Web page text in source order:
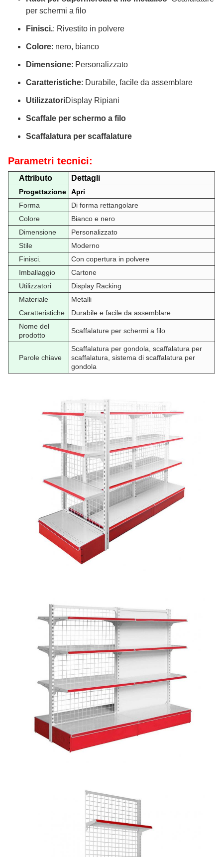
per schermi a filo
Finisci.: Rivestito in polvere
Colore: nero, bianco
Dimensione: Personalizzato
Caratteristiche: Durabile, facile da assemblare
UtilizzatoriDisplay Ripiani
Scaffale per schermo a filo
Scaffalatura per scaffalature
Parametri tecnici:
Attributo Dettagli
Progettazione
Apri
Forma
Di forma rettangolare
Colore
Bianco e nero
Dimensione
Personalizzato
Stile
Moderno
Finisci.
Con copertura in polvere
Imballaggio
Cartone
Utilizzatori
Display Racking
Materiale
Metalli
Caratteristiche
Durabile e facile da assemblare
Nome del
prodotto
Scaffalature per schermi a filo
Parole chiave
Scaffalatura per gondola, scaffalatura per
scaffalatura, sistema di scaffalatura per
gondola